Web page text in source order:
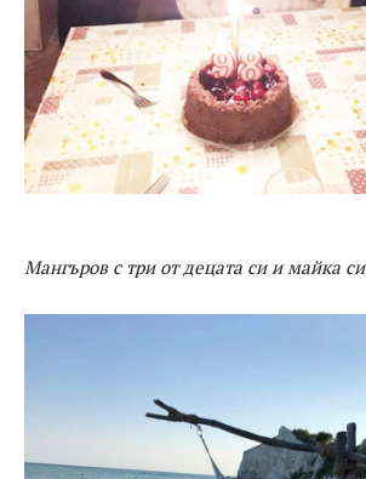
Мангъров с три от децата си и майка си